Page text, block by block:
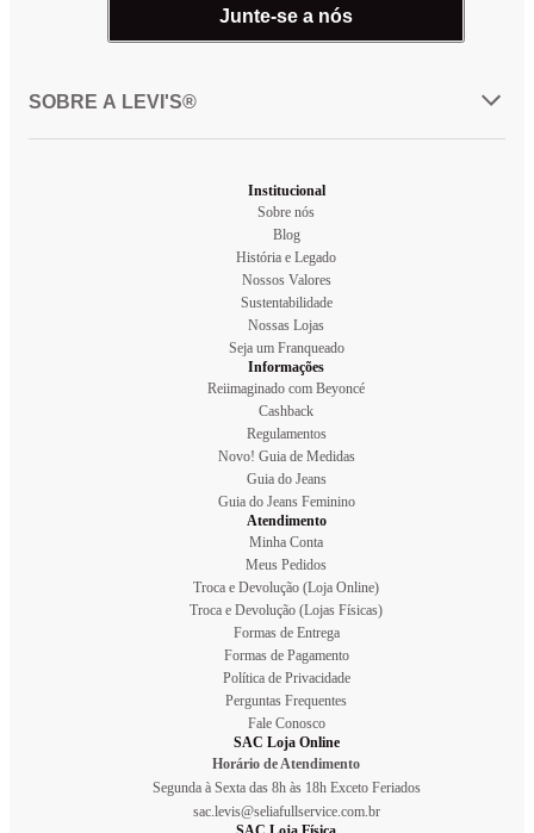
Junte-se a nós
SOBRE A LEVI'S®
Institucional
Sobre nós
Blog
História e Legado
Nossos Valores
Sustentabilidade
Nossas Lojas
Seja um Franqueado
Informações
Reiimaginado com Beyoncé
Cashback
Regulamentos
Novo! Guia de Medidas
Guia do Jeans
Guia do Jeans Feminino
Atendimento
Minha Conta
Meus Pedidos
Troca e Devolução (Loja Online)
Troca e Devolução (Lojas Físicas)
Formas de Entrega
Formas de Pagamento
Política de Privacidade
Perguntas Frequentes
Fale Conosco
SAC Loja Online
Horário de Atendimento
Segunda à Sexta das 8h às 18h Exceto Feriados
sac.levis@seliafullservice.com.br